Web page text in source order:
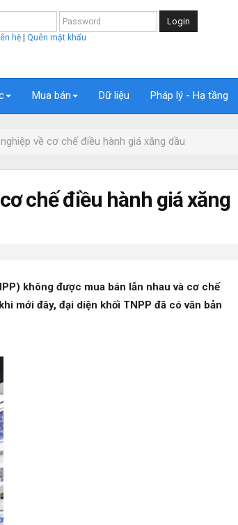
Login
hệ Quên mật khẩu
Mua bán Dữ liệu Pháp lý - Hạ tầng
về cơ chế điều hành giá xăng dầu
chế điều hành giá xăng
không được mua bán lẫn nhau và cơ chế
mới đây, đại diện khối TNPP đã có văn bản